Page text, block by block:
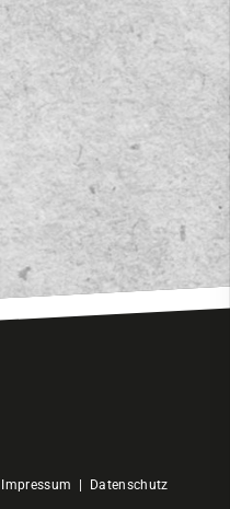
Impressum | Datenschutz